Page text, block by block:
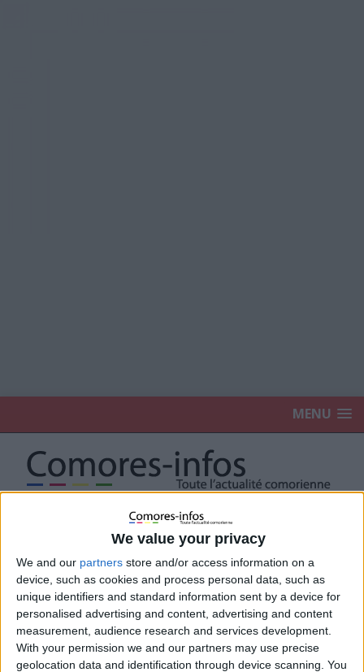
We value your privacy
We and our partners store and/or access information on a
device, such as cookies and process personal data, such as
unique identifiers and standard information sent by a device for
personalised advertising and content, advertising and content
measurement, audience research and services development.
With your permission we and our partners may use precise
geolocation data and identification through device scanning. You
MENU
janvier
janvier 2022
Diaspora : une femme comorienne a tué
son mari à Paris
31 janvier 2022 La Rédaction